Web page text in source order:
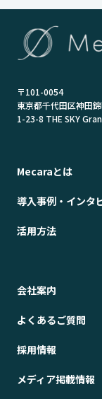
〒101-0054
東京都千代田区神田
1-23-8 THE SKY
Mecaraとは
導入事例・インタ
活用方法
会社案内
よくあるご質問
採用情報
メディア掲載情報